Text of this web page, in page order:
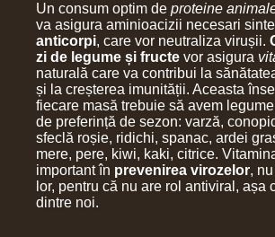
Un consum optim de proteine
va asigura aminioacizii necesari
anticorpi, care vor neutraliza virușii.
zi de legume și fructe vor asigura
naturală care va contribui la
și la creșterea imunității. Aceasta
fiecare masă trebuie să avem
de preferință de sezon: varză,
sfeclă roșie, ridichi, spanac, ardei
mere, pere, kiwi, kaki, citrice.
important în prevenirea virozelor,
lor, pentru că nu are rol antiviral, așa
dintre noi.